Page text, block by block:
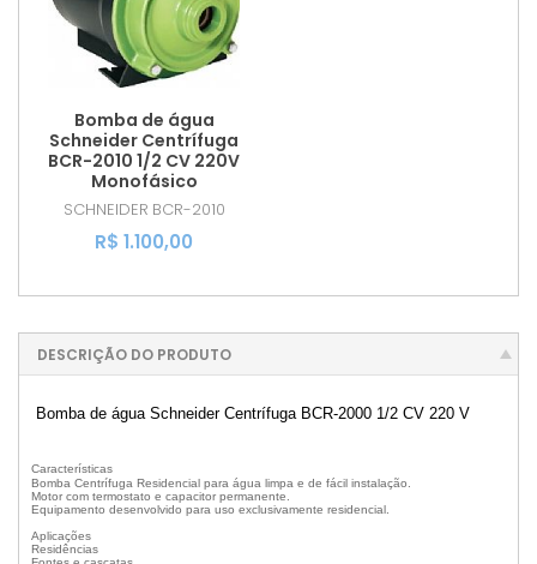
Bomba de água
Schneider Centrífuga
BCR-2010 1/2 CV 220V
Monofásico
SCHNEIDER BCR-2010
R$ 1.100,00
DESCRIÇÃO DO PRODUTO
Bomba de água Schneider Centrífuga BCR-2000 1/2 CV 220 V
Características
Bomba Centrífuga Residencial para água limpa e de fácil instalação.
Motor com termostato e capacitor permanente.
Equipamento desenvolvido para uso exclusivamente residencial.
Aplicações
Residências